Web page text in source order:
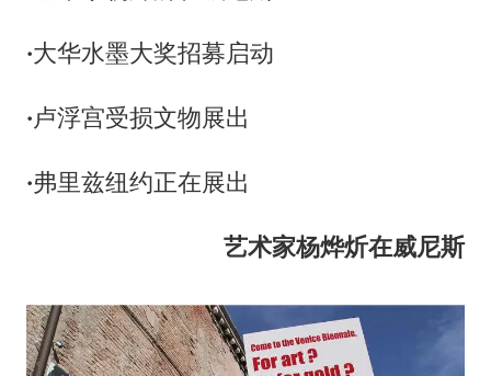
·大华水墨大奖招募启动
·卢浮宫受损文物展出
·弗里兹纽约正在展出
艺术家杨烨炘在威尼斯